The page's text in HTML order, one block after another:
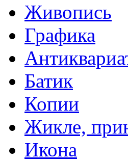
Живопись
Графика
Батик
Копии
Жикле,
Икона